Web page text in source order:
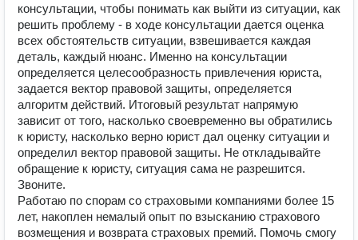
консультации, чтобы понимать как выйти из ситуации, как
решить проблему - в ходе консультации дается оценка
всех обстоятельств ситуации, взвешивается каждая
деталь, каждый нюанс. Именно на консультации
определяется целесообразность привлечения юриста,
задается вектор правовой защиты, определяется
алгоритм действий. Итоговый результат напрямую
зависит от того, насколько своевременно вы обратились
к юристу, насколько верно юрист дал оценку ситуации и
определил вектор правовой защиты. Не откладывайте
обращение к юристу, ситуация сама не разрешится.
Звоните.
Работаю по спорам со страховыми компаниями более 15
лет, накоплен немалый опыт по взысканию страхового
возмещения и возврата страховых премий. Помочь смогу